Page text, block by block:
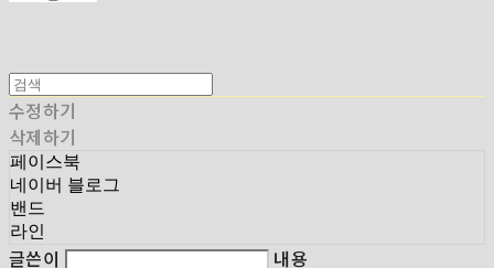
수정하기
삭제하기
페이스북
네이버 블로그
밴드
라인
글쓴이 내용